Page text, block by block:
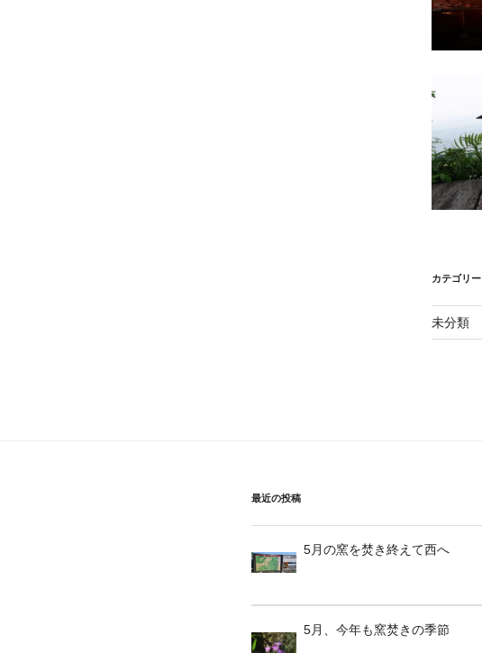
カテゴリー
未分類
最近の投稿
5月の窯を焚き終えて西へ
5月、今年も窯焚きの季節